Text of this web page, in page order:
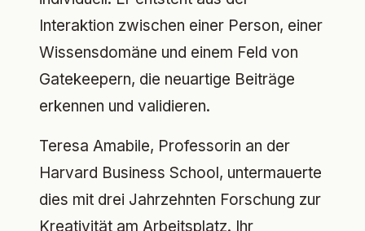
Interaktion zwischen einer Person, einer
Wissensdomäne und einem Feld von
Gatekeepern, die neuartige Beiträge
erkennen und validieren.
Teresa Amabile, Professorin an der
Harvard Business School, untermauerte
dies mit drei Jahrzehnten Forschung zur
Kreativität am Arbeitsplatz. Ihr